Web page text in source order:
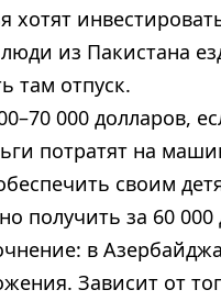
из Пакистана
там отпуск.
000 долларов,
потратят на
своим
получить за 60 000
в
Зависит от